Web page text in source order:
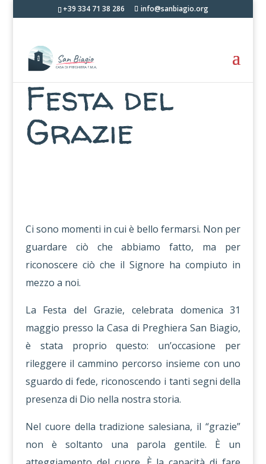
+39 334 71 38 286 info@sanbiagio.org
Festa del
Grazie
Ci sono momenti in cui è bello fermarsi. Non per
guardare ciò che abbiamo fatto, ma per
riconoscere ciò che il Signore ha compiuto in
mezzo a noi.
La Festa del Grazie, celebrata domenica 31
maggio presso la Casa di Preghiera San Biagio,
è stata proprio questo: un’occasione per
rileggere il cammino percorso insieme con uno
sguardo di fede, riconoscendo i tanti segni della
presenza di Dio nella nostra storia.
Nel cuore della tradizione salesiana, il “grazie”
non è soltanto una parola gentile. È un